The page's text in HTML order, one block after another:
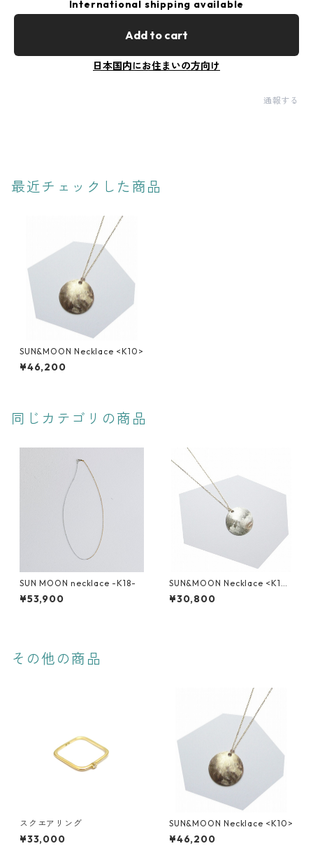
International shipping available
Add to cart
日本国内にお住まいの方向け
通報する
最近チェックした商品
SUN&MOON Necklace <K10>
¥46,200
同じカテゴリの商品
SUN MOON necklace -K18-
¥53,900
SUN&MOON Necklace <K10
x SV>
¥30,800
その他の商品
スクエアリング
¥33,000
SUN&MOON Necklace <K10>
¥46,200